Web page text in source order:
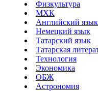
Физкультура
МХК
Английский язык
Немецкий язык
Татарский язык
Татарская
Технология
Экономика
ОБЖ
Астрономия